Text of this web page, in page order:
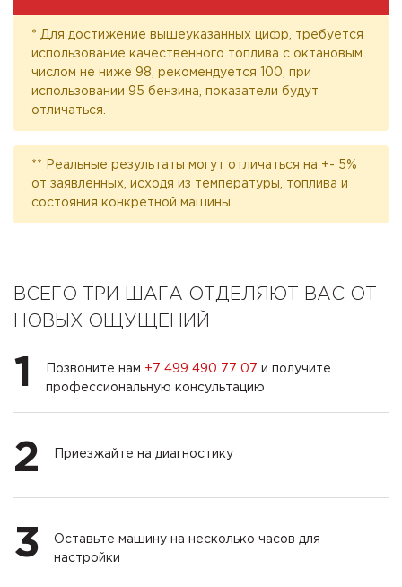
* Для достижение вышеуказанных цифр, требуется
использование качественного топлива с октановым
числом не ниже 98, рекомендуется 100, при
использовании 95 бензина, показатели будут
отличаться.
** Реальные результаты могут отличаться на +- 5%
от заявленных, исходя из температуры, топлива и
состояния конкретной машины.
ВСЕГО ТРИ ШАГА ОТДЕЛЯЮТ ВАС ОТ
НОВЫХ ОЩУЩЕНИЙ
1 Позвоните нам +7 499 490 77 07 и получите
профессиональную консультацию
2 Приезжайте на диагностику
3
Оставьте машину на несколько часов для
настройки